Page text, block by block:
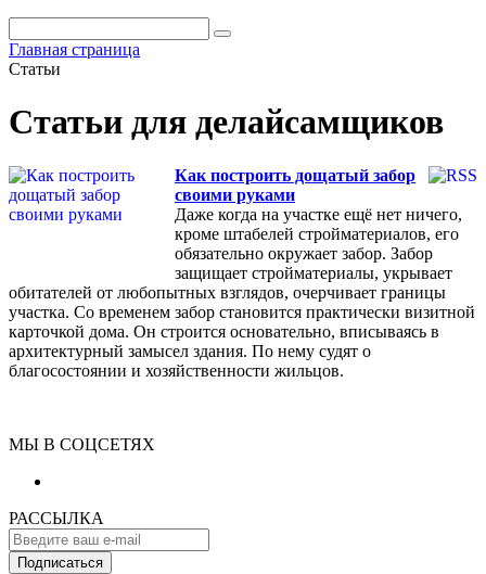
Главная страница
Статьи
Статьи для делайсамщиков
Как построить дощатый забор
своими руками
Даже когда на участке ещё нет ничего,
кроме штабелей стройматериалов, его
обязательно окружает забор. Забор
защищает стройматериалы, укрывает
обитателей от любопытных взглядов, очерчивает границы
участка. Со временем забор становится практически визитной
карточкой дома. Он строится основательно, вписываясь в
архитектурный замысел здания. По нему судят о
благосостоянии и хозяйственности жильцов.
МЫ В СОЦСЕТЯХ
РАССЫЛКА
Подписаться